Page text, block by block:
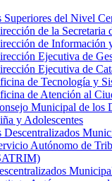
Superiores del Nivel
de la Secretaria
de Información
Ejecutiva de
Ejecutiva de
de Tecnología y
de Atención al
Municipal de los
y Adolescentes
Descentralizados
Autónomo de